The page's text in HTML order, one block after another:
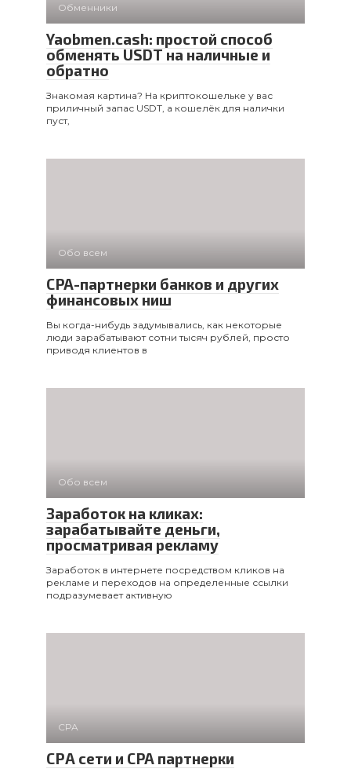
Обменники
Yaobmen.cash: простой способ
обменять USDT на наличные и
обратно
Знакомая картина? На криптокошельке у вас
приличный запас USDT, а кошелёк для налички
пуст,
Обо всем
CPA-партнерки банков и других
финансовых ниш
Вы когда-нибудь задумывались, как некоторые
люди зарабатывают сотни тысяч рублей, просто
приводя клиентов в
Обо всем
Заработок на кликах:
зарабатывайте деньги,
просматривая рекламу
Заработок в интернете посредством кликов на
рекламе и переходов на определенные ссылки
подразумевает активную
CPA
СРА сети и CPA партнерки